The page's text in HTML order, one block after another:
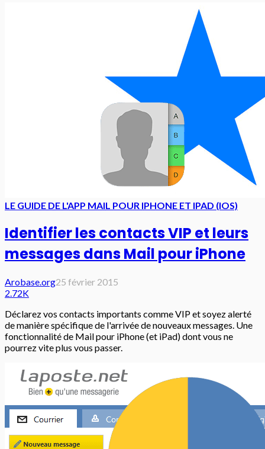
LE GUIDE DE L'APP MAIL POUR IPHONE ET IPAD (IOS)
Identifier les contacts VIP et leurs
messages dans Mail pour iPhone
Arobase.org25 février 2015
2.72K
Déclarez vos contacts importants comme VIP et soyez alerté
de manière spécifique de l'arrivée de nouveaux messages. Une
fonctionnalité de Mail pour iPhone (et iPad) dont vous ne
pourrez vite plus vous passer.